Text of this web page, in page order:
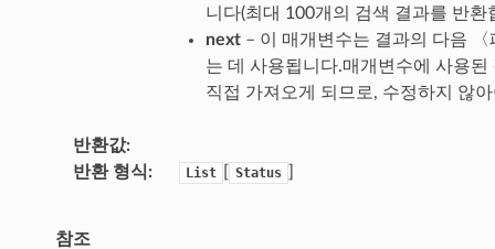
니다(최대 100개의 검색 결과를 반환
next– 이 매개변수는 결과의 다음 〈
는 데 사용됩니다.매개변수에 사용된
직접 가져오게 되므로, 수정하지 않
반환값
반환 형식
List Status
참조